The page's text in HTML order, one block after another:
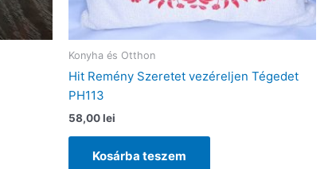
Konyha és Otthon
Hit Remény Szeretet vezéreljen Tégedet
PH113
58,00lei
Kosárba teszem